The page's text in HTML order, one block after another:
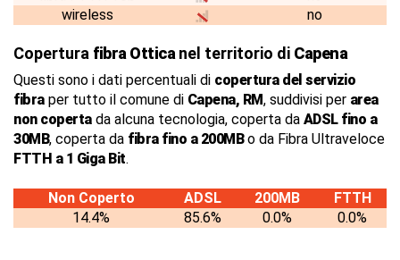
wireless
no
Copertura fibra Ottica nel territorio di Capena
Questi sono i dati percentuali di copertura del servizio
fibraper tutto il comune di Capena, RM, suddivisi per area
non copertada alcuna tecnologia, coperta da ADSL fino a
30MB, coperta da fibra fino a 200MBo da Fibra Ultraveloce
FTTH a 1 Giga Bit.
Non Coperto ADSL 200MB
FTTH
14.4%
85.6% 0.0% 0.0%